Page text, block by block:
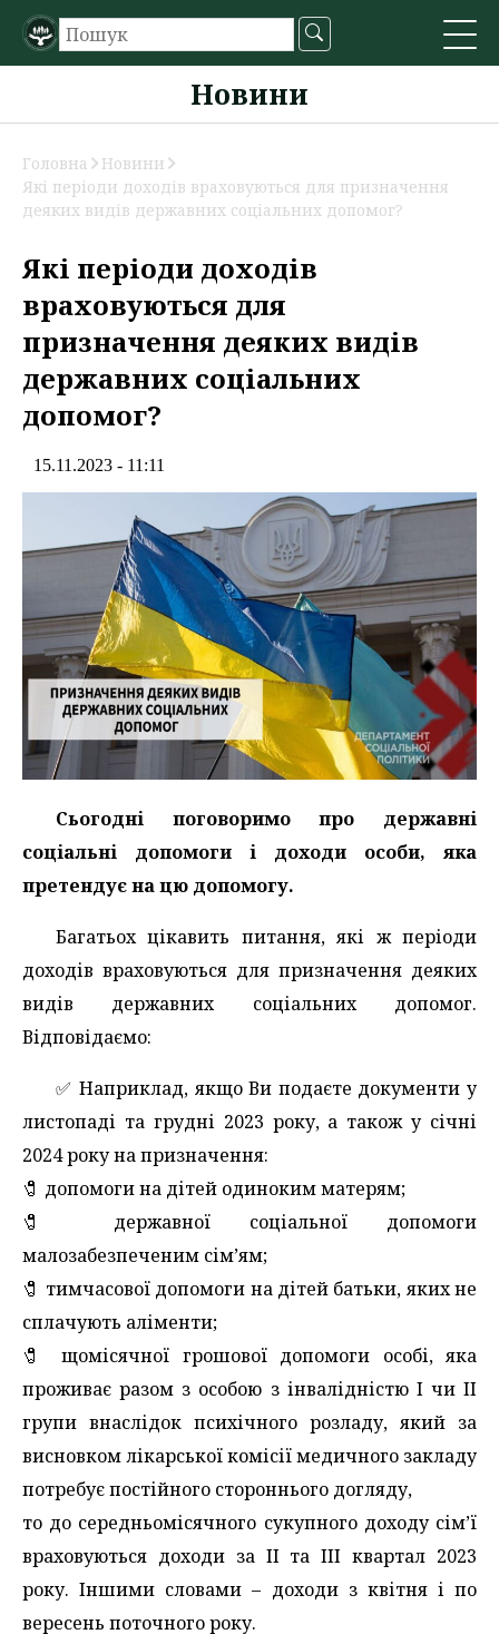
Новини
Головна
Новини
Які періоди доходів враховуються для призначення
деяких видів державних соціальних допомог?
Які періоди доходів
враховуються для
призначення деяких видів
державних соціальних
допомог?
15.11.2023 - 11:11
Сьогодні поговоримо про державні
соціальні допомоги і доходи особи, яка
претендує на цю допомогу.
Багатьох цікавить питання, які ж періоди
доходів враховуються для призначення деяких
видів державних соціальних допомог.
Відповідаємо:
✅️ Наприклад, якщо Ви подаєте документи у
листопаді та грудні 2023 року, а також у січні
2024 року на призначення:
🧷 допомоги на дітей одиноким матерям;
🧷 державної соціальної допомоги
малозабезпеченим сім’ям;
🧷 тимчасової допомоги на дітей батьки, яких не
сплачують аліменти;
🧷 щомісячної грошової допомоги особі, яка
проживає разом з особою з інвалідністю І чи ІІ
групи внаслідок психічного розладу, який за
висновком лікарської комісії медичного закладу
потребує постійного стороннього догляду,
то до середньомісячного сукупного доходу сім’ї
враховуються доходи за ІІ та ІІІ квартал 2023
року. Іншими словами – доходи з квітня і по
вересень поточного року.